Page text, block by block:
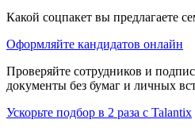
Какой соцпакет вы предлагаете
Оформляйте кандидатов онлайн
Проверяйте сотрудников и
документы без бумаг и личных
Ускорьте подбор в 2 раза с Talantix